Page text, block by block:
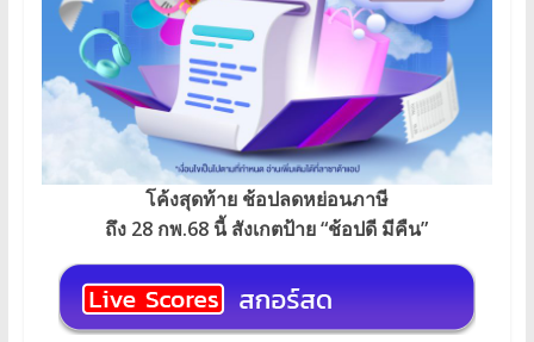
โค้งสุดท้าย ช้อปลดหย่อนภาษี
ถึง 28 กพ.68 นี้ สังเกตป้าย “ช้อปดี มีคืน”